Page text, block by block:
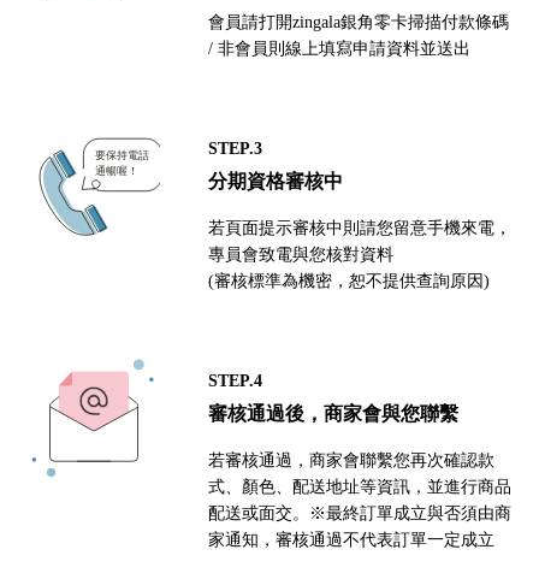
會員請打開zingala銀角零卡掃描付款條碼
/ 非會員則線上填寫申請資料並送出
STEP.3
分期資格審核中
若頁面提示審核中則請您留意手機來電，
專員會致電與您核對資料
(審核標準為機密，恕不提供查詢原因)
STEP.4
審核通過後，商家會與您聯繫
若審核通過，商家會聯繫您再次確認款
式、顏色、配送地址等資訊，並進行商品
配送或面交。※最終訂單成立與否須由商
家通知，審核通過不代表訂單一定成立